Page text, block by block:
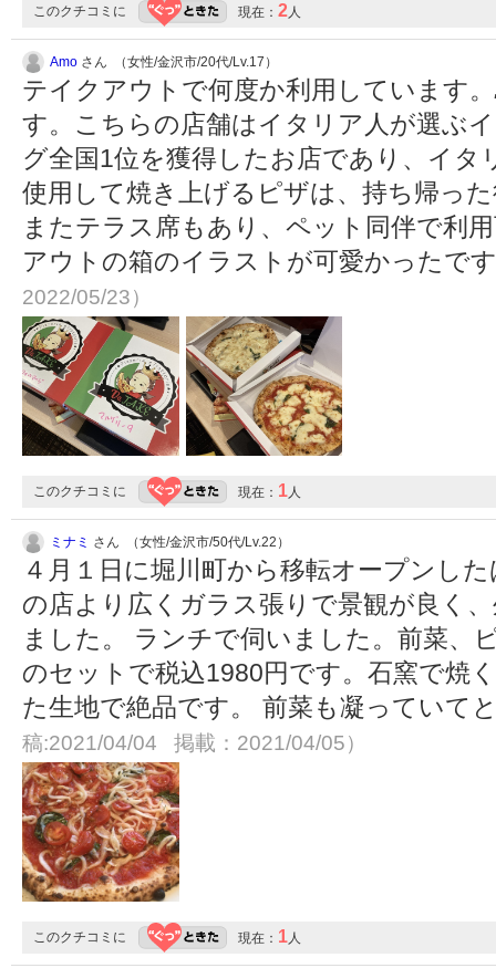
このクチコミに 現在： 2人
Amo さん （女性/金沢市/20代/Lv.17）
テイクアウトで何度か利用しています
す。こちらの店舗はイタリア人が選ぶ
グ全国1位を獲得したお店であり、イタ
使用して焼き上げるピザは、持ち帰っ
またテラス席もあり、ペット同伴で利
アウトの箱のイラストが可愛かったで
2022/05/23）
このクチコミに 現在： 1人
ミナミ さん （女性/金沢市/50代/Lv.22）
４月１日に堀川町から移転オープンし
の店より広くガラス張りで景観が良く
ました。 ランチで伺いました。前菜、
のセットで税込1980円です。石窯で焼
た生地で絶品です。 前菜も凝っていて
稿:2021/04/04 掲載：2021/04/05）
このクチコミに 現在： 1人